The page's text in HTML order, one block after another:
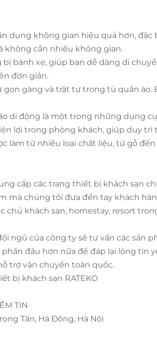
dụng không gian hiệu quả hơn,
không cần nhiều không gian.
bánh xe, giúp bạn dễ dàng di
đơn giản.
gọn gàng và trật tự trong tủ quần
di động là một trong những dụng
lợi trong phòng khách, giúp duy trì
làm từ nhiều loại chất liệu, từ gỗ
cấp các trang thiết bị khách sạn
mà chúng tôi đưa đến tay khách
chủ khách sạn, homestay, resort
ngũ của công ty sẽ tư vấn các sản
phấn đấu hơn nữa để đáp lại lòng tin
trợ vận chuyển toàn quốc.
bị khách sạn RATEKO
TIN
Tấn, Hà Đông, Hà Nội